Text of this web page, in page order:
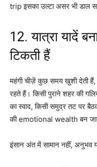
trip इसका उल्टा असर भी डाल
12. यात्रा यादें
टिकती हैं
महंगी चीज़ें कुछ समय खुशी देती
रहते हैं। किसी पुराने शहर की
का स्वाद, किसी समुद्र तट पर
की emotional wealth बन
इंसान अंत में सामान नहीं, अनुभव